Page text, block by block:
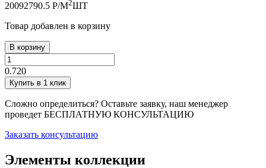
20092790.5 Р/М2ШТ
Товар добавлен в корзину
В корзину
0.720
Купить в 1 клик
Сложно определиться? Оставьте заявку, наш менеджер
проведет БЕСПЛАТНУЮ КОНСУЛЬТАЦИЮ
Заказать консультацию
Элементы коллекции